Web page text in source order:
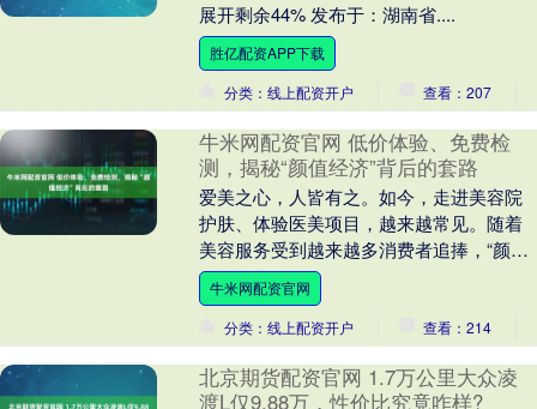
展开剩余44% 发布于：湖南省....
胜亿配资APP下载
分类：线上配资开户
查看：207
牛米网配资官网 低价体验、免费检
测，揭秘“颜值经济”背后的套路
爱美之心，人皆有之。如今，走进美容院
护肤、体验医美项目，越来越常见。随着
美容服务受到越来越多消费者追捧，“颜值
经济”也正在成为我国消费市场重要增长领
域之一。然而....
牛米网配资官网
分类：线上配资开户
查看：214
北京期货配资官网 1.7万公里大众凌
渡L仅9.88万，性价比究竟咋样?